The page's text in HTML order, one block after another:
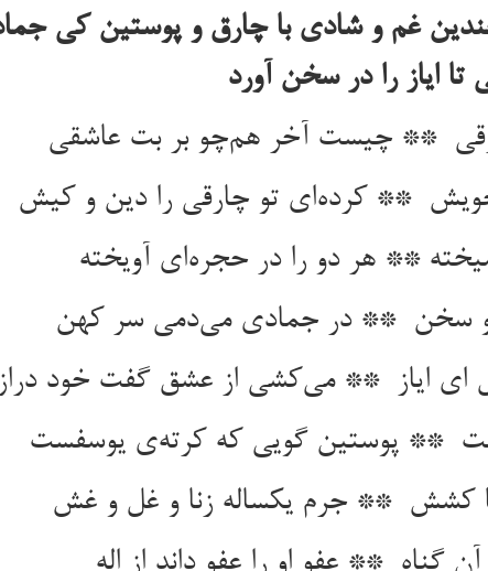
چندین غم و شادی با چارق و پوستین کی
** هر دو را در حجره‌ای آویخته